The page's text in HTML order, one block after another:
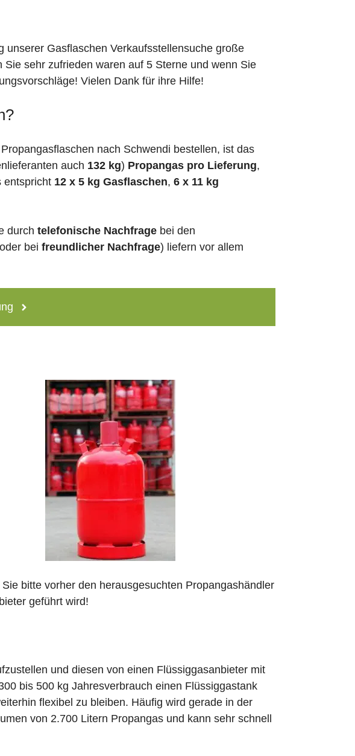
Gasflaschen Verkaufsstellensuche große
sehr zufrieden waren auf 5 Sterne und wenn Sie
Vielen Dank für ihre Hilfe!
nach Schwendi bestellen, ist das
auch 132 kg) Propangas pro Lieferung,
entspricht 12 x 5 kg Gasflaschen, 6 x 11 kg
durch telefonische Nachfrage bei den
bei freundlicher Nachfrage) liefern vor allem
bitte vorher den herausgesuchten Propangashändler
geführt wird!
und diesen von einen Flüssiggasanbieter mit
bis 500 kg Jahresverbrauch einen Flüssiggastank
flexibel zu bleiben. Häufig wird gerade in der
von 2.700 Litern Propangas und kann sehr schnell